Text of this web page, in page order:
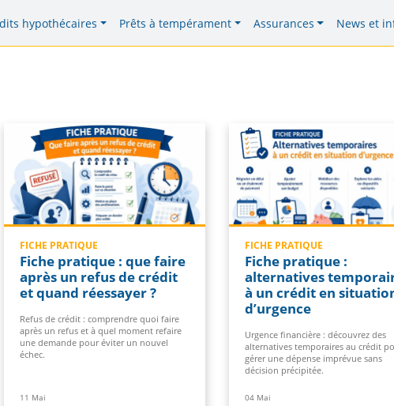
hypothécaires Prêts à tempérament Assurances News et
FICHE PRATIQUE
Fiche pratique : que faire
après un refus de crédit
et quand réessayer ?
Refus de crédit : comprendre quoi faire
après un refus et à quel moment refaire
une demande pour éviter un nouvel
échec.
11 Mai
FICHE PRATIQUE
Fiche pratique :
alternatives
à un crédit en
d’urgence
Urgence financière : découvrez des
alternatives temporaires au crédit
gérer une dépense imprévue sans
décision précipitée.
04 Mai